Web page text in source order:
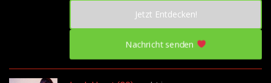
Jetzt Entdecken!
Nachricht senden